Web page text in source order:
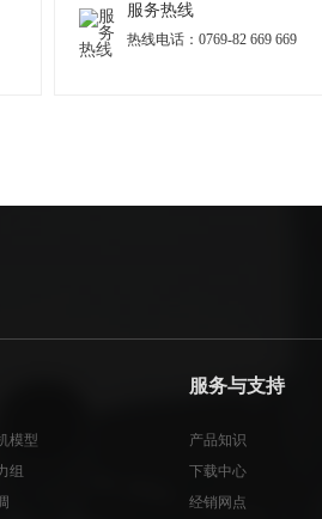
服务热线
热线电话：0769-82 669 669
模型
组
服务与支持
产品知识
下载中心
经销网点